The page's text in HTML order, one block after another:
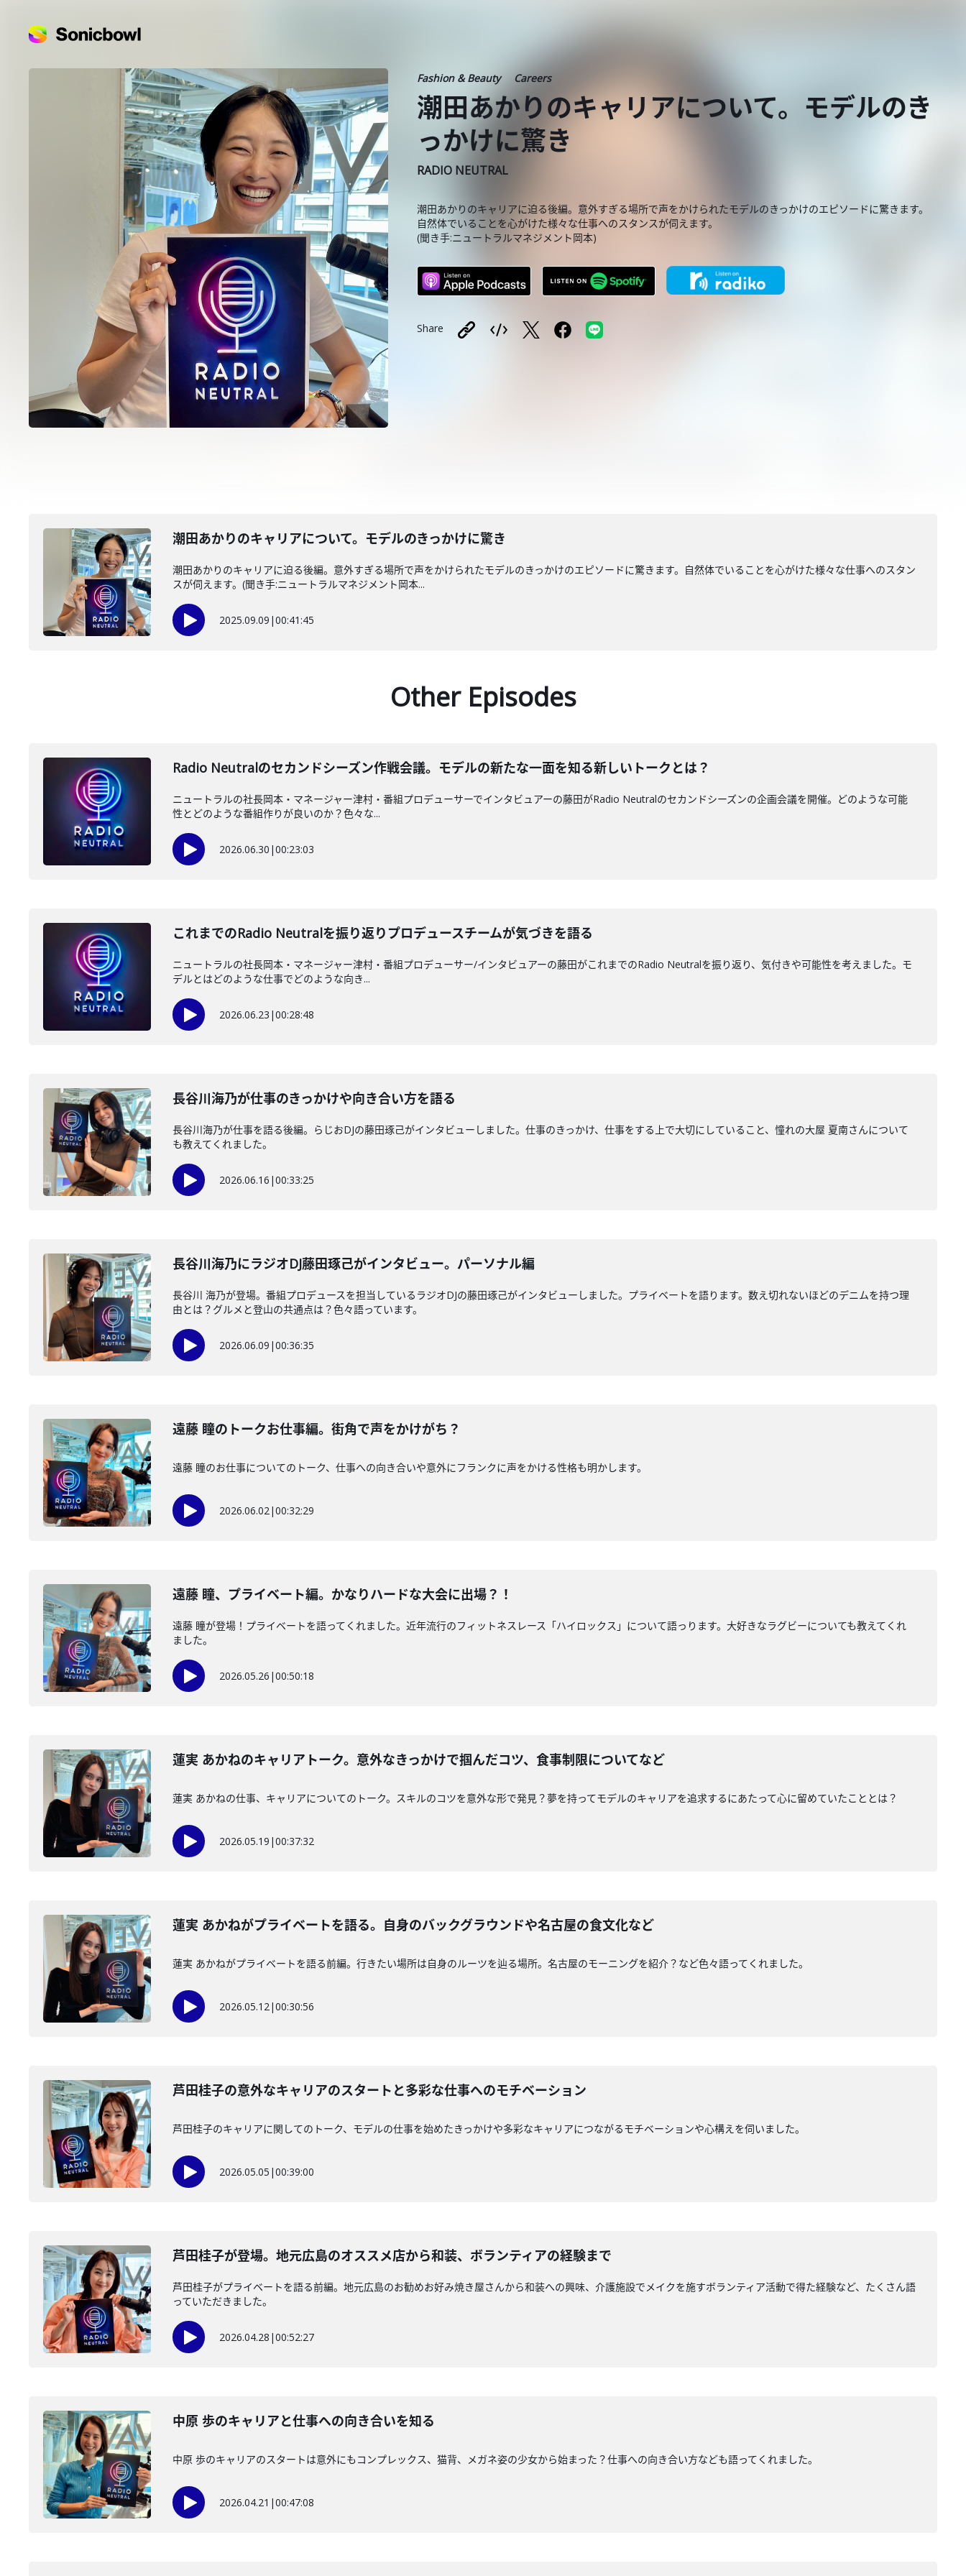
Fashion & Beauty Careers
潮田あかりのキャリアについて。モデルのき
っかけに驚き
RADIO NEUTRAL
潮田あかりのキャリアに迫る後編。意外すぎる場所で声をかけられたモデルのきっかけのエピソードに驚きます。
自然体でいることを心がけた様々な仕事へのスタンスが伺えます。
(聞き手:ニュートラルマネジメント岡本)
Share
潮田あかりのキャリアについて。モデルのきっかけに驚き
潮田あかりのキャリアに迫る後編。意外すぎる場所で声をかけられたモデルのきっかけのエピソードに驚きます。自然体でいることを心がけた様々な仕事へのスタン
スが伺えます。(聞き手:ニュートラルマネジメント岡本...
2025.09.09 |00:41:45
Other Episodes
Radio Neutralのセカンドシーズン作戦会議。モデルの新たな一面を知る新しいトークとは？
ニュートラルの社長岡本・マネージャー津村・番組プロデューサーでインタビュアーの藤田がRadio Neutralのセカンドシーズンの企画会議を開催。どのような可能
性とどのような番組作りが良いのか？色々な...
2026.06.30 |00:23:03
これまでのRadio Neutralを振り返りプロデュースチームが気づきを語る
ニュートラルの社長岡本・マネージャー津村・番組プロデューサー/インタビュアーの藤田がこれまでのRadio Neutralを振り返り、気付きや可能性を考えました。モ
デルとはどのような仕事でどのような向き...
2026.06.23 |00:28:48
長谷川海乃が仕事のきっかけや向き合い方を語る
長谷川海乃が仕事を語る後編。らじおDJの藤田琢己がインタビューしました。仕事のきっかけ、仕事をする上で大切にしていること、憧れの大屋 夏南さんについて
も教えてくれました。
2026.06.16 |00:33:25
長谷川海乃にラジオDJ藤田琢己がインタビュー。パーソナル編
長谷川 海乃が登場。番組プロデュースを担当しているラジオDJの藤田琢己がインタビューしました。プライベートを語ります。数え切れないほどのデニムを持つ理
由とは？グルメと登山の共通点は？色々語っています。
2026.06.09 |00:36:35
遠藤 瞳のトークお仕事編。街角で声をかけがち？
遠藤 瞳のお仕事についてのトーク、仕事への向き合いや意外にフランクに声をかける性格も明かします。
2026.06.02|00:32:29
遠藤 瞳、プライベート編。かなりハードな大会に出場？！
遠藤 瞳が登場！プライベートを語ってくれました。近年流行のフィットネスレース「ハイロックス」について語っります。大好きなラグビーについても教えてくれ
ました。
2026.05.26 |00:50:18
蓮実 あかねのキャリアトーク。意外なきっかけで掴んだコツ、食事制限についてなど
蓮実 あかねの仕事、キャリアについてのトーク。スキルのコツを意外な形で発見？夢を持ってモデルのキャリアを追求するにあたって心に留めていたこととは？
2026.05.19 |00:37:32
蓮実 あかねがプライベートを語る。自身のバックグラウンドや名古屋の食文化など
蓮実 あかねがプライベートを語る前編。行きたい場所は自身のルーツを辿る場所。名古屋のモーニングを紹介？など色々語ってくれました。
2026.05.12|00:30:56
芦田桂子の意外なキャリアのスタートと多彩な仕事へのモチベーション
芦田桂子のキャリアに関してのトーク、モデルの仕事を始めたきっかけや多彩なキャリアにつながるモチベーションや心構えを伺いました。
2026.05.05 |00:39:00
芦田桂子が登場。地元広島のオススメ店から和装、ボランティアの経験まで
芦田桂子がプライベートを語る前編。地元広島のお勧めお好み焼き屋さんから和装への興味、介護施設でメイクを施すボランティア活動で得た経験など、たくさん語
っていただきました。
2026.04.28 |00:52:27
中原 歩のキャリアと仕事への向き合いを知る
中原 歩のキャリアのスタートは意外にもコンプレックス、猫背、メガネ姿の少女から始まった？仕事への向き合い方なども語ってくれました。
2026.04.21 |00:47:08